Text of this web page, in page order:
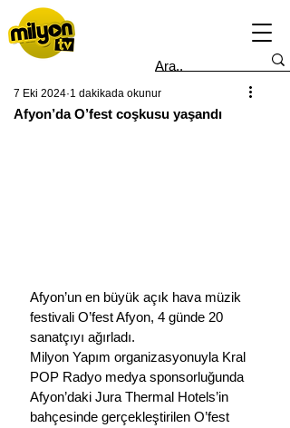
Afyon’da O’fest coşkusu yaşandı
7 Eki 2024 1 dakikada okunur
Afyon’un en büyük açık hava müzik
festivali O’fest Afyon, 4 günde 20
sanatçıyı ağırladı.
Milyon Yapım organizasyonuyla Kral
POP Radyo medya sponsorluğunda
Afyon’daki Jura Thermal Hotels’in
bahçesinde gerçekleştirilen O’fest